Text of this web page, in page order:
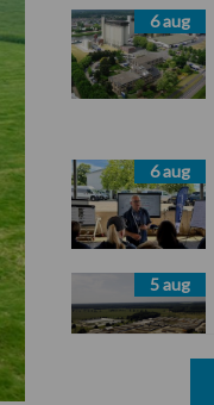
6 aug
6 aug
5 aug